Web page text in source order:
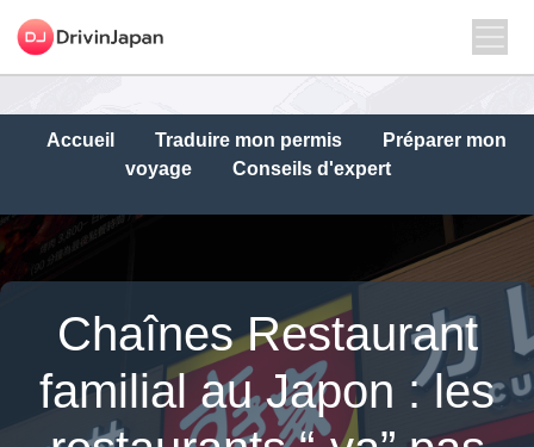
Accueil Traduire mon permis
Préparer mon
voyage
Conseils d'expert
Chaînes Restaurant
familial au Japon : les